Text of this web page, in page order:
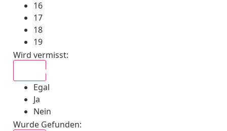
16
17
18
19
Wird vermisst:
Egal
Ja
Nein
Wurde Gefunden: